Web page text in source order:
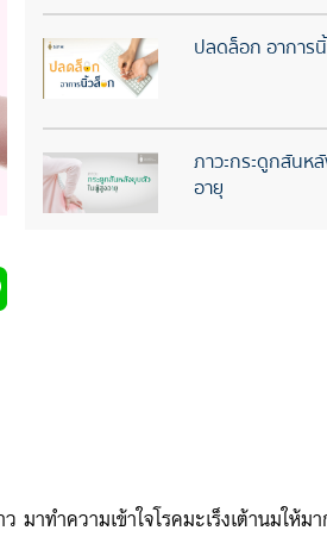
ปลดล็อก อาการ
ภาวะกระดูกสันห
อายุ
าทำความเข้าใจโรคมะเร็งเต้านมให้ม